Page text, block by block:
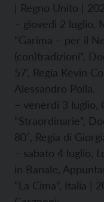
| Regno Unito |
– giovedì 2 luglio,
“Garima – per il
(con)tradizioni”,
57’, Regia Kevin
Alessandro Polla.
– venerdì 3 luglio,
“Straordinarie”,
80′, Regia di
– sabato 4 luglio,
in Banale,
“La Cima”, Italia |